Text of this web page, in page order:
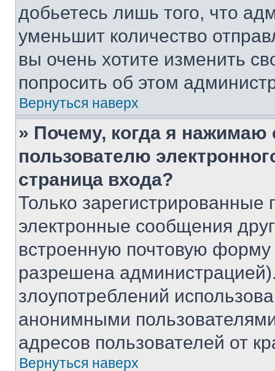
добьетесь лишь того, что
уменьшит количество
вы очень хотите изменить
попросить об этом
Вернуться наверх
» Почему, когда я нажимаю
пользователю
страница входа?
Только зарегистрированные
электронные сообщения
встроенную почтовую
разрешена
злоупотреблений
анонимными
адресов пользователей от
Вернуться наверх